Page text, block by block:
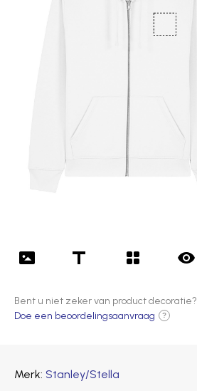
Bent u niet zeker van product decoratie?
Doe een beoordelingsaanvraag
?
Merk Stanley/Stella